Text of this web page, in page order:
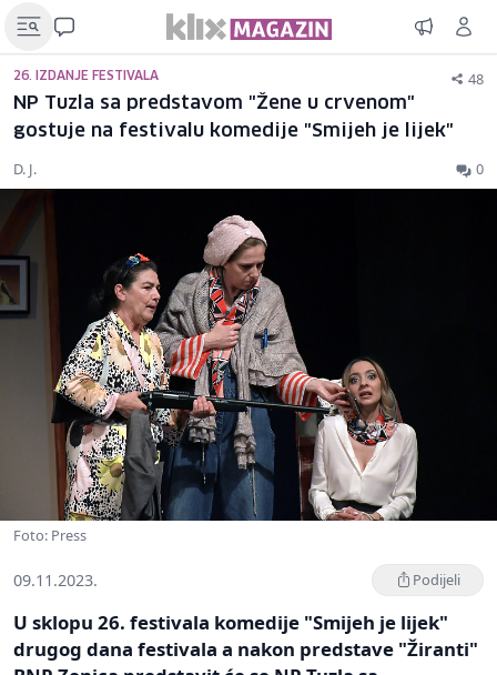
26. IZDANJE FESTIVALA 48
NP Tuzla sa predstavom "Žene u crvenom"
gostuje na festivalu komedije "Smijeh je lijek"
D. J. 0
Foto: Press
09.11.2023. Podijeli
U sklopu 26. festivala komedije "Smijeh je lijek"
drugog dana festivala a nakon predstave "Žiranti"